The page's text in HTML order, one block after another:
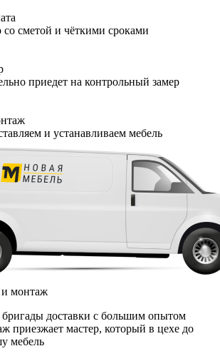
со сметой и чёткими сроками
приедет на контрольный замер
и устанавливаем мебель
и монтаж
доставки с большим опытом
приезжает мастер, который в цехе до
мебель